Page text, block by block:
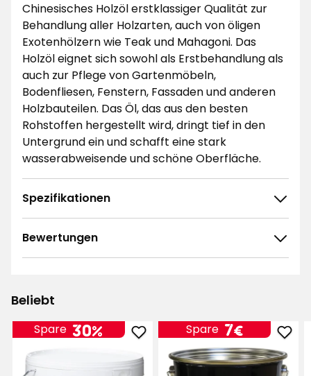
Chinesisches Holzöl erstklassiger Qualität zur
Behandlung aller Holzarten, auch von öligen
Exotenhölzern wie Teak und Mahagoni. Das
Holzöl eignet sich sowohl als Erstbehandlung als
auch zur Pflege von Gartenmöbeln,
Bodenfliesen, Fenstern, Fassaden und anderen
Holzbauteilen. Das Öl, das aus den besten
Rohstoffen hergestellt wird, dringt tief in den
Untergrund ein und schafft eine stark
wasserabweisende und schöne Oberfläche.
Spezifikationen
Bewertungen
4.6
Sortieren nach
Beliebt
Spare 30%
Holzöl
V
zu
Spare Preis
7€7
€
zu